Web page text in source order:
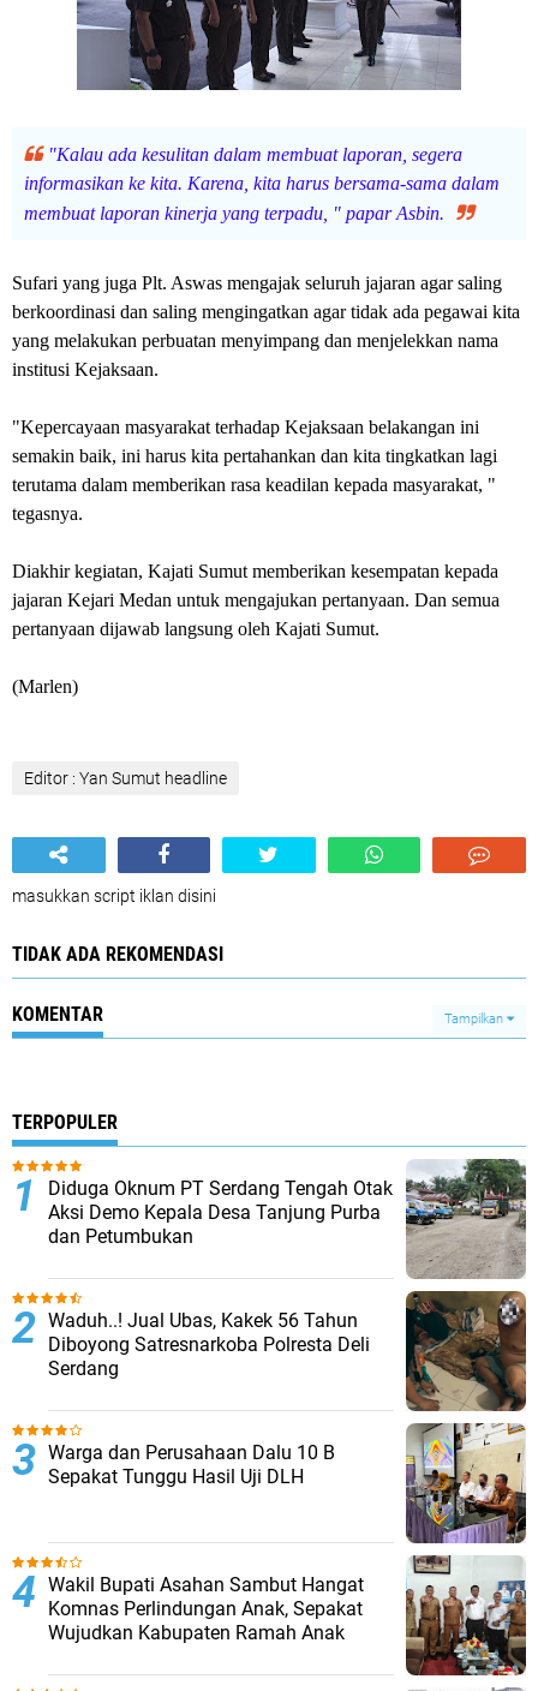
"Kalau ada kesulitan dalam membuat laporan, segera
informasikan ke kita. Karena, kita harus bersama-sama dalam
membuat laporan kinerja yang terpadu, " papar Asbin.
Sufari yang juga Plt. Aswas mengajak seluruh jajaran agar saling
berkoordinasi dan saling mengingatkan agar tidak ada pegawai kita
yang melakukan perbuatan menyimpang dan menjelekkan nama
institusi Kejaksaan.
"Kepercayaan masyarakat terhadap Kejaksaan belakangan ini
semakin baik, ini harus kita pertahankan dan kita tingkatkan lagi
terutama dalam memberikan rasa keadilan kepada masyarakat, "
tegasnya.
Diakhir kegiatan, Kajati Sumut memberikan kesempatan kepada
jajaran Kejari Medan untuk mengajukan pertanyaan. Dan semua
pertanyaan dijawab langsung oleh Kajati Sumut.
(Marlen)
Editor : Yan Sumut headline
masukkan script iklan disini
TIDAK ADA REKOMENDASI
KOMENTAR Tampilkan
TERPOPULER
Diduga Oknum PT Serdang Tengah Otak
Aksi Demo Kepala Desa Tanjung Purba
dan Petumbukan
Waduh..! Jual Ubas, Kakek 56 Tahun
Diboyong Satresnarkoba Polresta Deli
Serdang
Warga dan Perusahaan Dalu 10 B
Sepakat Tunggu Hasil Uji DLH
Wakil Bupati Asahan Sambut Hangat
Komnas Perlindungan Anak, Sepakat
Wujudkan Kabupaten Ramah Anak